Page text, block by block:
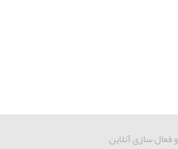
و فعال سازی آنلاین